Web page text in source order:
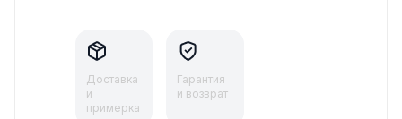
Доставка
и
примерка
Гарантия
и возврат